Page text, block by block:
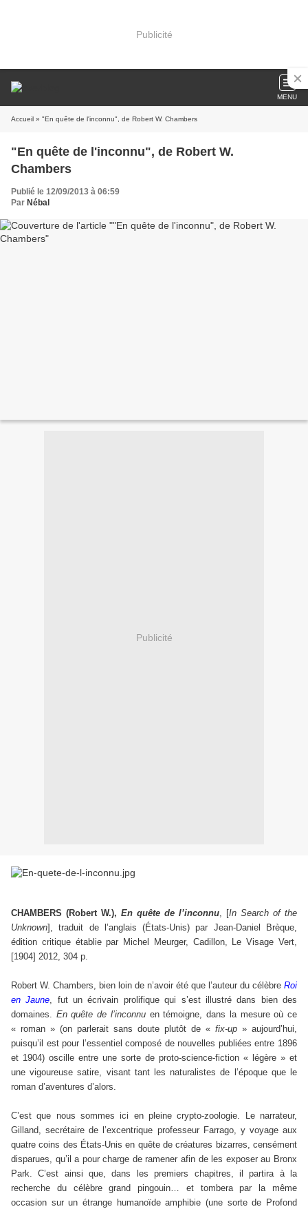
Publicité
MENU
Accueil » "En quête de l'inconnu", de Robert W. Chambers
"En quête de l'inconnu", de Robert W.
Chambers
Publié le 12/09/2013 à 06:59
Par Nébal
Publicité
CHAMBERS (Robert W.), En quête de l’inconnu, [In Search of the
Unknown], traduit de l’anglais (États-Unis) par Jean-Daniel Brèque,
édition critique établie par Michel Meurger, Cadillon, Le Visage Vert,
[1904] 2012, 304 p.
Robert W. Chambers, bien loin de n’avoir été que l’auteur du célèbre Roi
en Jaune, fut un écrivain prolifique qui s’est illustré dans bien des
domaines. En quête de l’inconnuen témoigne, dans la mesure où ce
« roman » (on parlerait sans doute plutôt de « fix-up » aujourd’hui,
puisqu’il est pour l’essentiel composé de nouvelles publiées entre 1896
et 1904) oscille entre une sorte de proto-science-fiction « légère » et
une vigoureuse satire, visant tant les naturalistes de l’époque que le
roman d’aventures d’alors.
C’est que nous sommes ici en pleine crypto-zoologie. Le narrateur,
Gilland, secrétaire de l’excentrique professeur Farrago, y voyage aux
quatre coins des États-Unis en quête de créatures bizarres, censément
disparues, qu’il a pour charge de ramener afin de les exposer au Bronx
Park. C’est ainsi que, dans les premiers chapitres, il partira à la
recherche du célèbre grand pingouin… et tombera par la même
occasion sur un étrange humanoïde amphibie (une sorte de Profond